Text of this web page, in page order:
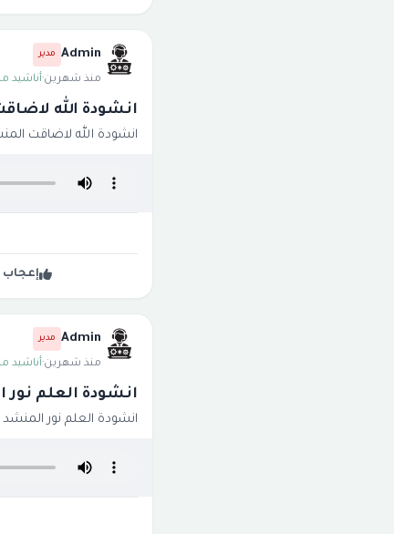
Admin مدير
منذ شهرين·أناشيد
انشودة الله
انشودة الله لاضاقت
إعجاب
Admin مدير
منذ شهرين·أناشيد
انشودة العلم نور
انشودة العلم نور المنشد